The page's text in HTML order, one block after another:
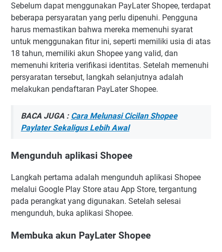
A. Sistem keamanan PayLater Shopee
B. Perlindungan data pribadi
C. Melaporkan kejadian penipuan atau pelanggaran
VII. Keuntungan dan Kerugian Menggunakan PayLater
Shopee
A. Keuntungan menggunakan PayLater Shopee
B. Kerugian menggunakan PayLater Shopee
Gimana cara bayar PayLater?
Apakah bisa SPayLater dilunasi?
Apakah SPayLater ada bunganya?
Sebelum dapat menggunakan PayLater Shopee, terdapat
beberapa persyaratan yang perlu dipenuhi. Pengguna
harus memastikan bahwa mereka memenuhi syarat
untuk menggunakan fitur ini, seperti memiliki usia di atas
18 tahun, memiliki akun Shopee yang valid, dan
memenuhi kriteria verifikasi identitas. Setelah memenuhi
persyaratan tersebut, langkah selanjutnya adalah
melakukan pendaftaran PayLater Shopee.
BACA JUGA : Cara Melunasi Cicilan Shopee
Paylater Sekaligus Lebih Awal
Mengunduh aplikasi Shopee
Langkah pertama adalah mengunduh aplikasi Shopee
melalui Google Play Store atau App Store, tergantung
pada perangkat yang digunakan. Setelah selesai
mengunduh, buka aplikasi Shopee.
Membuka akun PayLater Shopee